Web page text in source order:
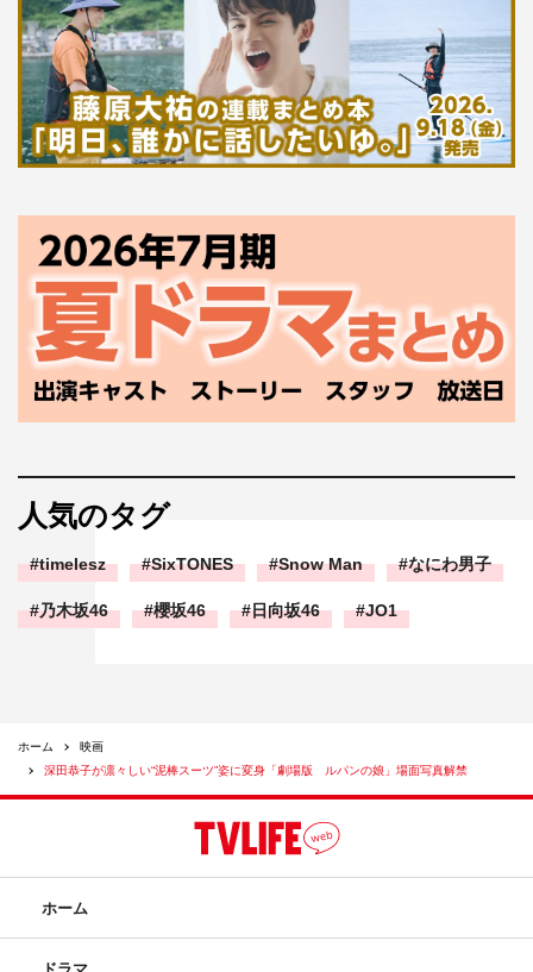
人気のタグ
timelesz SixTONES Snow Man なにわ男子
乃木坂46 櫻坂46 日向坂46 JO1
ホーム
映画
深田恭子が凛々しい“泥棒スーツ”姿に変身「劇場版 ルパンの娘」場面写真解禁
ホーム